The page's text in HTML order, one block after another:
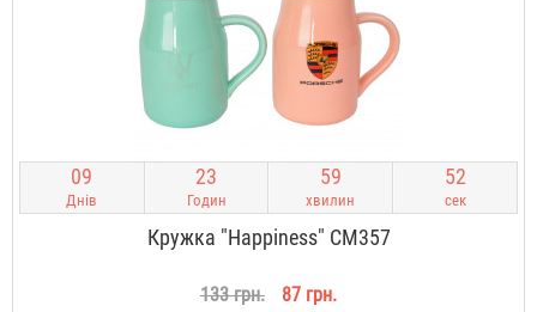
09
Днів
23
Годин
59
хвилин
51
сек
Кружка "Happiness" CM357
133 грн. 87 грн.